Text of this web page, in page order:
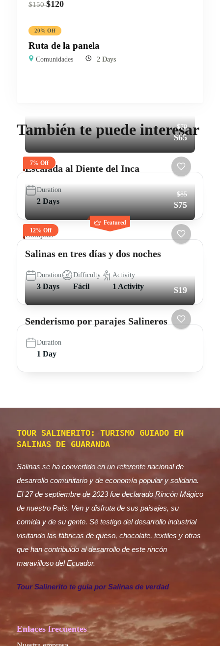
$150 $120
20% Off
Ruta de la panela
Comunidades 2 Days
También te puede interesar
7% Off
$70
$65
Escalada al Diente del Inca
Duration
2 Days
Featured
12% Off
$85
$75
Compras
Salinas en tres días y dos noches
Duration
3 Days
Difficulty
Fácil
Activity
1 Activity $19
Senderismo por parajes Salineros
Duration
1 Day
TOUR SALINERITO: TURISMO GUIADO EN
SALINAS DE GUARANDA
Salinas se ha convertido en un referente nacional de
desarrollo comunitario y de economía popular y solidaria.
El 27 de septiembre de 2023 fue declarado Rincón Mágico
de nuestro País. Ven y disfruta de sus paisajes, su
comida y de su gente. Sé testigo del desarrollo industrial
visitando las fábricas de queso, chocolate, textiles y otras
que han contribuido al desarrollo de este rincón
maravilloso del Ecuador.
Tour Salinerito te guia por Salinas de verdad
Enlaces frecuentes